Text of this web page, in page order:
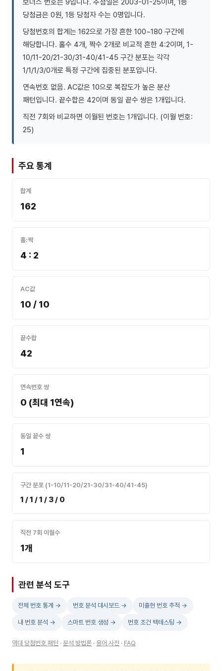
보너스 번호는 9입니다. 추첨일은 2003-01-25이며, 1등
당첨금은 0원, 1등 당첨자 수는 0명입니다.
당첨번호의 합계는 162으로 가장 흔한 100~180 구간에
해당합니다. 홀수 4개, 짝수 2개로 비교적 흔한 4:2이며, 1-
10/11-20/21-30/31-40/41-45 구간 분포는 각각
1/1/1/3/0개로 특정 구간에 집중된 분포입니다.
연속번호 없음. AC값은 10으로 복잡도가 높은 분산
패턴입니다. 끝수합은 42이며 동일 끝수 쌍은 1개입니다.
직전 7회와 비교하면 이월된 번호는 1개입니다. (이월 번호:
25)
주요 통계
합계
162
홀:짝
4 : 2
AC값
10 / 10
끝수합
42
연속번호 쌍
0 (최대 1연속)
동일 끝수 쌍
1
구간 분포 (1-10/11-20/21-30/31-40/41-45)
1 / 1 / 1 / 3 / 0
직전 7회 이월수
1개
관련 분석 도구
전체 번호 통계 → 번호 분석 대시보드 → 미출현 번호 추적 →
내 번호 분석 → 스마트 번호 생성 → 번호 조건 백테스팅 →
역대 당첨번호 패턴 · 분석 방법론 · 용어 사전 · FAQ